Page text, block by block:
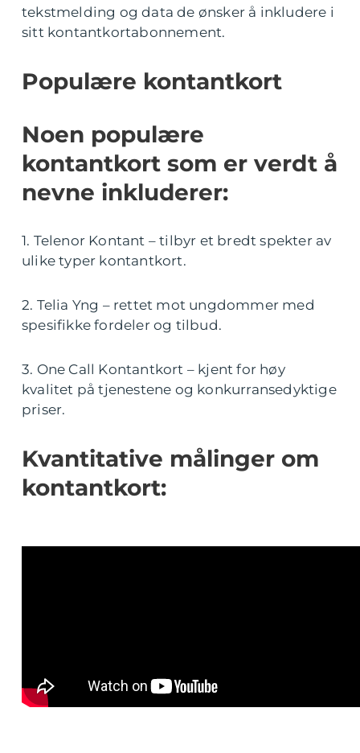
tekstmelding og data de ønsker å inkludere i
sitt kontantkortabonnement.
Populære kontantkort
Noen populære
kontantkort som er verdt å
nevne inkluderer:
1. Telenor Kontant – tilbyr et bredt spekter av
ulike typer kontantkort.
2. Telia Yng – rettet mot ungdommer med
spesifikke fordeler og tilbud.
3. One Call Kontantkort – kjent for høy
kvalitet på tjenestene og konkurransedyktige
priser.
Kvantitative målinger om
kontantkort: